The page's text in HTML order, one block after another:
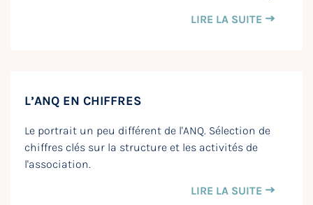
LIRE LA SUITE
L’ANQ EN CHIFFRES
Le portrait un peu différent de l'ANQ. Sélection de
chiffres clés sur la structure et les activités de
l'association.
LIRE LA SUITE